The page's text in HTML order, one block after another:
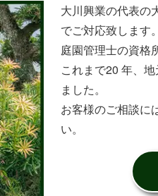
大川興業の代表の
でご対応致します。
庭園管理士の資格
これまで20 年、
ました。
お客様のご相談に
い。